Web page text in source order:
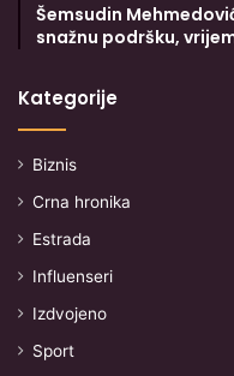
Šemsudin
snažnu podršku,
Kategorije
Biznis
Crna hronika
Estrada
Influenseri
Izdvojeno
Sport